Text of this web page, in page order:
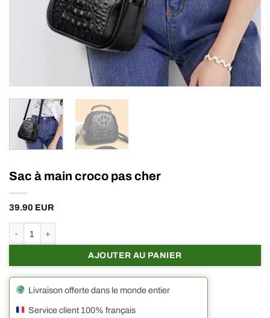
Sac à main croco pas cher
39.90 EUR
AJOUTER AU PANIER
Livraison offerte dans le monde entier
Service client 100% français